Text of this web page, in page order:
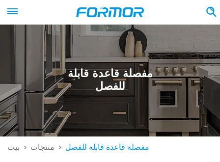
مفصلة قاعدة قابلة
للفصل
بيت > منتجات > مفصلة قاعدة قابلة للفصل